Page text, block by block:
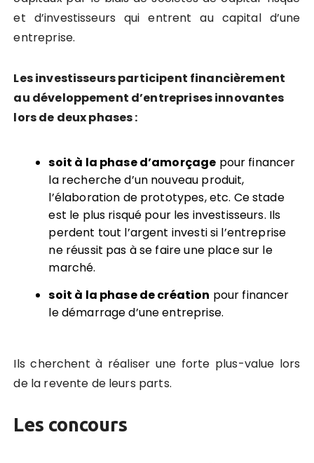
et d’investisseurs qui entrent au capital d’une
entreprise.
Les investisseurs participent financièrement
au développement d’entreprises innovantes
lors de deux phases :
soit à la phase d’amorçage pour financer
la recherche d’un nouveau produit,
l’élaboration de prototypes, etc. Ce stade
est le plus risqué pour les investisseurs. Ils
perdent tout l’argent investi si l’entreprise
ne réussit pas à se faire une place sur le
marché.
soit à la phase de création pour financer
le démarrage d’une entreprise.
Ils cherchent à réaliser une forte plus-value lors
de la revente de leurs parts.
Les concours